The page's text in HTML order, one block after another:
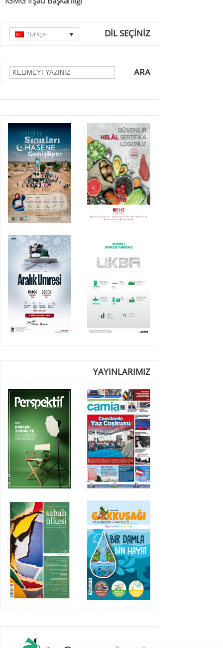
DİL SEÇİNİZ
Türkçe
ARA
YAYINLARIMIZ